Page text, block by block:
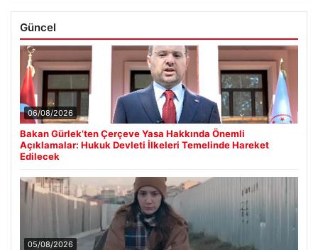
Güncel
06/08/2026
Bakan Gürlek’ten Çerçeve Yasa Hakkında Önemli
Açıklamalar: Hukuk Devleti İlkeleri Temelinde Hareket
Edilecek
05/08/2026